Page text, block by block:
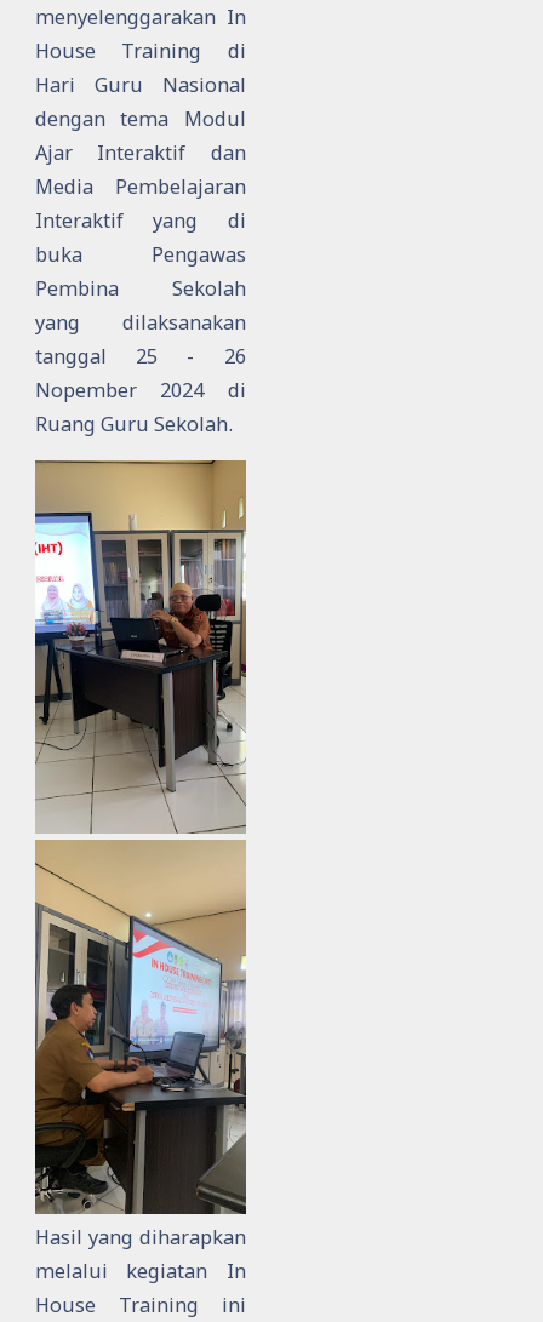
menyelenggarakan In
House Training di
Hari Guru Nasional
dengan tema Modul
Ajar Interaktif dan
Media Pembelajaran
Interaktif yang di
buka Pengawas
Pembina Sekolah
yang dilaksanakan
tanggal 25 - 26
Nopember 2024 di
Ruang Guru Sekolah.
Hasil yang diharapkan
melalui kegiatan In
House Training ini